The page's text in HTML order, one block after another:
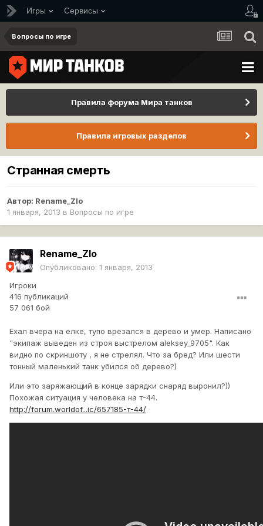
Игры Сервисы
Вопросы по игре
Правила форума Мира танков
Правила игровых разделов
Странная смерть
Автор: Rename_Zlo
1 января, 2013 в Вопросы по игре
Rename_Zlo
Опубликовано: 1 января, 2013
Игроки
416 публикаций
57 061 бой
Ехал вчера на елке, тупо врезался в дерево и умер. Написано
"экипаж выведен из строя выстрелом aleksey_9705". Как
видно по скриншоту , я не стрелял. Что за бред? Или шести
тонный маленький танк убился об дерево?)
Или это заряжающий в конце зарядки снаряд выронил?))
Похожая ситуация у человека на т-44.
http://forum.worldof...ic/657185-т-44/